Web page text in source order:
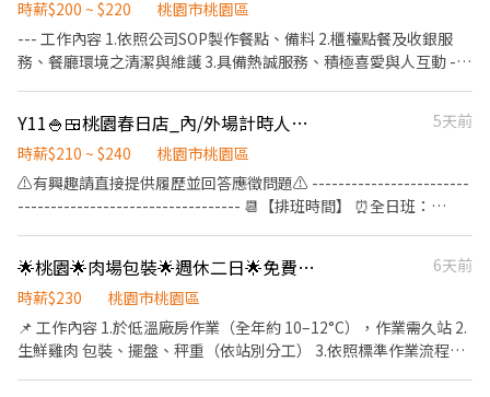
能。 1998年於台灣成立-日商三澧餐飲集團 HUMAX ASIA，屬於日
本Wondertable餐飲集團在台分公司。 深耕台灣多年的日本與義大
利美食連鎖品牌，旗下六大連鎖餐飲品牌包含， ★義式料理餐廳：
BELLINI CAFFÈ、BELLINI Pasta Pasta、MOLINO手工義大利麵 ★
日式鍋物餐廳：Mo-Mo-Paradise壽喜燒 ★日式天婦羅專門店：天
吉屋、吉天麩羅 全台直營店鋪皆位於各大百貨商場，並持續穩定發
展中。 -------------------------------------------------------------
------------- 【應徵須知】 ①詳閱工作內容後，請審慎提出應徵申
請。 ②履歷初審合適者，將邀請實體面談，初審資格不符者則不另
行通知。 ③錄取的實際任用職稱及薪資，依面談結果與經驗核定職
級。
段津貼** ➡️ **最高約 235元/H** --- 📦 **工作內容** ✔️ 食品備
料、包裝 ✔️ 生產線作業 ✔️ 協助現場生產流程 ✔️ 工作環境乾淨、有
空調 --- 🎁 **公司福利** 🍱 免費供餐 ❄️ 冷氣廠房 👕 提供制服、工
休制（一週休2天） ✔️ 可提前排休、調班 💵 每月5日發薪 --- 📌 **
應徵條件** ✅ 需提供 3 個月內良民證 ✅ 需提供 1 個月內體檢報告
聯絡人：小魚 📱 0978-528-699（同 ㄌㄞˋ）
時薪$200 ~ $220
桃園市桃園區
--- 工作內容 1.依照公司SOP製作餐點、備料 2.櫃檯點餐及收銀服
務、餐廳環境之清潔與維護 3.具備熱誠服務、積極喜愛與人互動 ---
作 --- 上班時間 06:30-22:00 『彈性排班，無空班』 --- 福利制度 ▶
業績獎金(月排班達50小時以上) ▶ 三節獎金 ▶ 生日禮金 ▶ 每年調
薪機會
Y11🍚🍱桃園春日店_內/外場計時人員【YAYOI彌生軒】
5天前
時薪$210 ~ $240
桃園市桃園區
⚠️有興趣請直接提供履歷並回答應徵問題⚠️ ------------------------
---------------------------------- 📆【排班時間】 ⏰全日班：
------------------------- 【工作內容】 💪🥤《外場服務》 1. 佈置及
清理餐桌、安排座位、為顧客帶位 2. 答覆有關餐飲問題，必要時提
供建議 3. 上水、上餐並提供有關用餐的服務 4. 收銀服務 5. 工作區域
和設備的清潔以及保養 🥦🥩《內場廚務》 1. 洗剝削切各種食材，烹
🌟桃園🌟肉場包裝🌟週休二日🌟免費供餐
6天前
時薪$230
桃園市桃園區
📌 工作內容 1.於低溫廠房作業（全年約 10–12°C），作業需久站 2.
生鮮雞肉 包裝、擺盤、秤重（依站別分工） 3.依照標準作業流程執